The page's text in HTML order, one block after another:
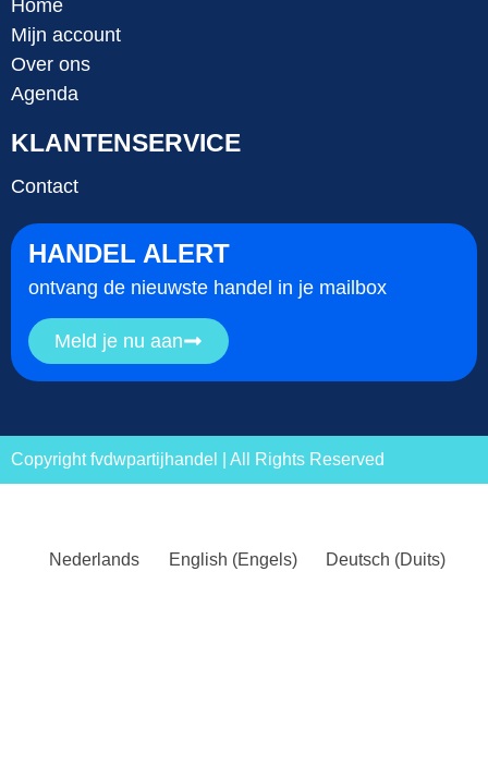
Home
Mijn account
Over ons
Agenda
KLANTENSERVICE
Contact
HANDEL ALERT
ontvang de nieuwste handel in je mailbox
Meld je nu aan
Copyright fvdwpartijhandel | All Rights Reserved
Nederlands English (Engels) Deutsch (Duits)